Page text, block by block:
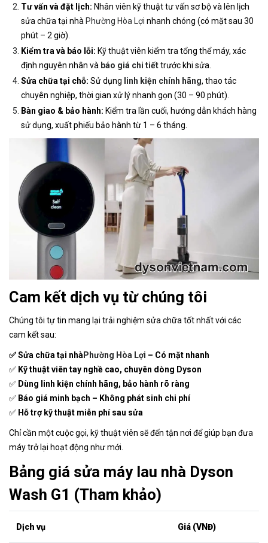
Tư vấn và đặt lịch: Nhân viên kỹ thuật tư vấn sơ bộ và lên lịch
sửa chữa tại nhà Phường Hòa Lợi nhanh chóng (có mặt sau 30
phút – 2 giờ).
Kiểm tra và báo lỗi: Kỹ thuật viên kiểm tra tổng thể máy, xác
định nguyên nhân và báo giá chi tiếttrước khi sửa.
Sửa chữa tại chỗ: Sử dụng linh kiện chính hãng, thao tác
chuyên nghiệp, thời gian xử lý nhanh gọn (30 – 90 phút).
Bàn giao & bảo hành: Kiểm tra lần cuối, hướng dẫn khách hàng
sử dụng, xuất phiếu bảo hành từ 1 – 6 tháng.
Cam kết dịch vụ từ chúng tôi
Chúng tôi tự tin mang lại trải nghiệm sửa chữa tốt nhất với các
cam kết sau:
✅ Sửa chữa tại nhà Phường Hòa Lợi – Có mặt nhanh
✅ Kỹ thuật viên tay nghề cao, chuyên dòng Dyson
✅ Dùng linh kiện chính hãng, bảo hành rõ ràng
✅ Báo giá minh bạch – Không phát sinh chi phí
✅ Hỗ trợ kỹ thuật miễn phí sau sửa
Chỉ cần một cuộc gọi, kỹ thuật viên sẽ đến tận nơi để giúp bạn đưa
máy trở lại hoạt động như mới.
Bảng giá sửa máy lau nhà Dyson
Wash G1 (Tham khảo)
Dịch vụ Giá (VNĐ)